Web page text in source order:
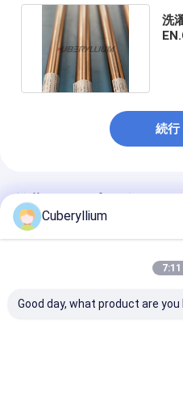
洗
続行
推薦されたプロダクト
Cuberyllium
7:11
Good day, what product are you